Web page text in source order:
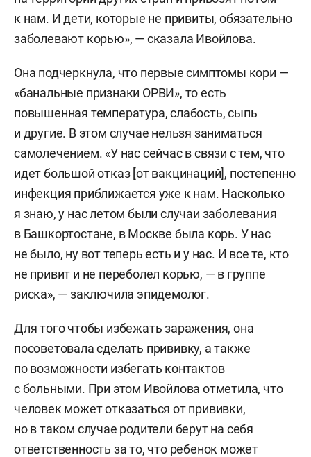
к нам. И дети, которые не привиты, обязательно
заболевают корью», — сказала Ивойлова.
Она подчеркнула, что первые симптомы кори —
«банальные признаки ОРВИ», то есть
повышенная температура, слабость, сыпь
и другие. В этом случае нельзя заниматься
самолечением. «У нас сейчас в связи с тем, что
идет большой отказ [от вакцинаций], постепенно
инфекция приближается уже к нам. Насколько
я знаю, у нас летом были случаи заболевания
в Башкортостане, в Москве была корь. У нас
не было, ну вот теперь есть и у нас. И все те, кто
не привит и не переболел корью, — в группе
риска», — заключила эпидемолог.
Для того чтобы избежать заражения, она
посоветовала сделать прививку, а также
по возможности избегать контактов
с больными. При этом Ивойлова отметила, что
человек может отказаться от прививки,
но в таком случае родители берут на себя
ответственность за то, что ребенок может